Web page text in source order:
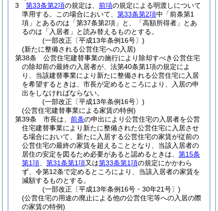
3
第33条第2項の規定は、 前項の規定による明渡しについて
準用する。
この場合において、 第33条第2項中「前条第1
項」とあるのは「第37条第2項」と、「高額所得者」とあ
るのは「入居者」と読み替えるものとする。
(一部改正〔平成13年条例16号〕)
(新たに整備される公営住宅への入居)
第38条
公営住宅建替事業の施行により除却すべき公営住宅
の除却前の最終の入居者が、法第40条第1項の規定によ
り、当該建替事業により新たに整備される公営住宅に入居
を希望するときは、市長が定めるところにより、入居の申
出をしなければならない。
(一部改正〔平成13年条例16号〕)
(公営住宅建替事業による家賃の特例)
第39条
市長は、 前条の申出により公営住宅の入居者を公営
住宅建替事業により新たに整備された公営住宅に入居させ
る場合において、新たに入居する公営住宅の家賃が従前の
公営住宅の最終の家賃を超えることとなり、当該入居者の
居住の安定を図るため必要があると認めるときは、 第15条
第1項
第31条第1項又は第33条第1項の規定にかかわら
ず、令第12条で定めるところにより、当該入居者の家賃を
減額するものとする。
(一部改正〔平成13年条例16号・30年21号〕)
(公営住宅の用途の廃止による他の公営住宅等への入居の際
の家賃の特例)